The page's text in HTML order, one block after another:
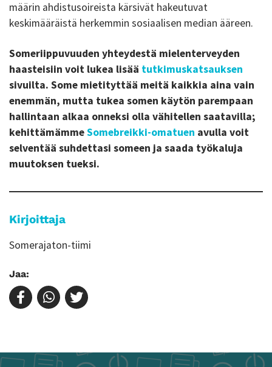
määrin ahdistusoireista kärsivät hakeutuvat
keskimääräistä herkemmin sosiaalisen median ääreen.
Someriippuvuuden yhteydestä mielenterveyden
haasteisiin voit lukea lisää tutkimuskatsauksen
sivuilta. Some mietityttää meitä kaikkia aina vain
enemmän, mutta tukea somen käytön parempaan
hallintaan alkaa onneksi olla vähitellen saatavilla;
kehittämämmeSomebreikki-omatuen avulla voit
selventää suhdettasi someen ja saada työkaluja
muutoksen tueksi.
Kirjoittaja
Somerajaton-tiimi
Jaa: